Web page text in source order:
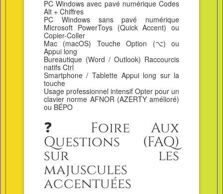
PC Windows avec pavé numérique Codes
Alt + Chiffres
PC Windows sans pavé numérique
Microsoft PowerToys (Quick Accent) ou
Copier-Coller
Mac (macOS) Touche Option (⌥) ou
Appui long
Bureautique (Word / Outlook) Raccourcis
natifs Ctrl
Smartphone / Tablette Appui long sur la
touche
Usage professionnel intensif Opter pour un
clavier norme AFNOR (AZERTY amélioré)
ou BÉPO
❓ Foire Aux
Questions (FAQ)
sur les
majuscules
accentuées